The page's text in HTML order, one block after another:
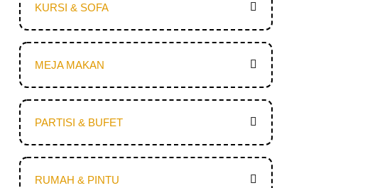
KURSI & SOFA
MEJA MAKAN
PARTISI & BUFET
RUMAH & PINTU